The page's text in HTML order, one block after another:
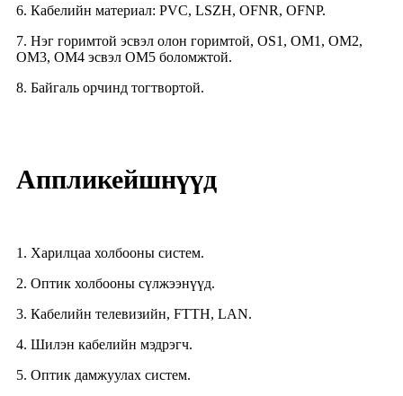
6. Кабелийн материал: PVC, LSZH, OFNR, OFNP.
7. Нэг горимтой эсвэл олон горимтой, OS1, OM1, OM2,
OM3, OM4 эсвэл OM5 боломжтой.
8. Байгаль орчинд тогтвортой.
Аппликейшнүүд
1. Харилцаа холбооны систем.
2. Оптик холбооны сүлжээнүүд.
3. Кабелийн телевизийн, FTTH, LAN.
4. Шилэн кабелийн мэдрэгч.
5. Оптик дамжуулах систем.